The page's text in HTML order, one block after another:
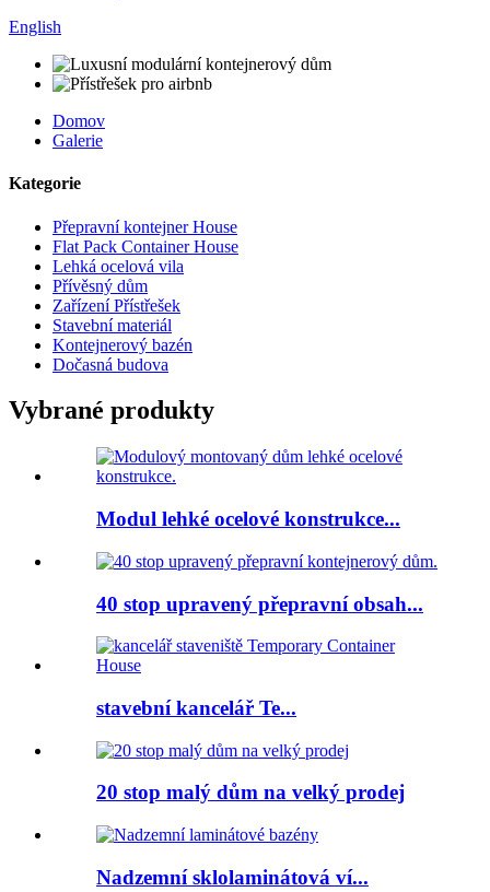
English
Domov
Galerie
Kategorie
Přepravní kontejner House
Flat Pack Container House
Lehká ocelová vila
Přívěsný dům
Zařízení Přístřešek
Stavební materiál
Kontejnerový bazén
Dočasná budova
Vybrané produkty
Modul lehké ocelové konstrukce...
40 stop upravený přepravní obsah...
stavební kancelář Te...
20 stop malý dům na velký prodej
Nadzemní sklolaminátová ví...